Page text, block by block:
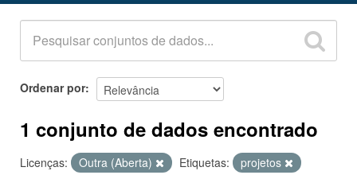
Organizações
Grupos
Sobre
Ordenar por
1 conjunto de dados encontrado
Licenças: Outra (Aberta) Etiquetas:
projetos